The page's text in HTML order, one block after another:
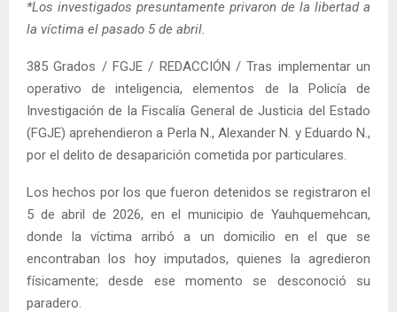
*Los investigados presuntamente privaron de la libertad a
la víctima el pasado 5 de abril.
385 Grados / FGJE / REDACCIÓN / Tras implementar un
operativo de inteligencia, elementos de la Policía de
Investigación de la Fiscalía General de Justicia del Estado
(FGJE) aprehendieron a Perla N., Alexander N. y Eduardo N.,
por el delito de desaparición cometida por particulares.
Los hechos por los que fueron detenidos se registraron el
5 de abril de 2026, en el municipio de Yauhquemehcan,
donde la víctima arribó a un domicilio en el que se
encontraban los hoy imputados, quienes la agredieron
físicamente; desde ese momento se desconoció su
paradero.